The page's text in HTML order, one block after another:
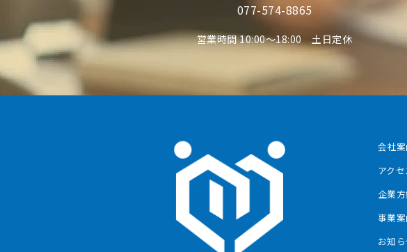
077-574-8865
営業時間 10:00〜18:00 土日定休
会社
アクセ
企業
事業
お知